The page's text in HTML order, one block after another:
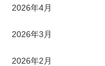
2026年4月
2026年3月
2026年2月